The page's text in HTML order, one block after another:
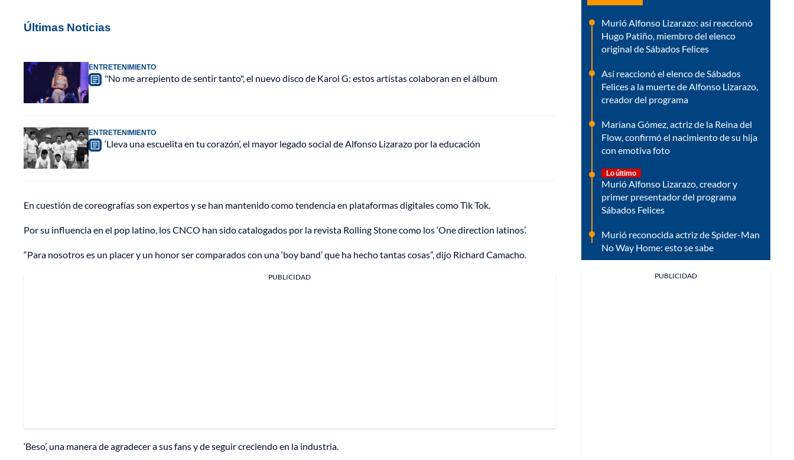
Últimas Noticias
ENTRETENIMIENTO
"No me arrepiento de sentir tanto", el nuevo disco de Karol G: estos artistas colaboran en el álbum
ENTRETENIMIENTO
‘Lleva una escuelita en tu corazón’, el mayor legado social de Alfonso Lizarazo por la educación
En cuestión de coreografías son expertos y se han mantenido como tendencia en plataformas digitales como Tik Tok.
Por su influencia en el pop latino, los CNCO han sido catalogados por la revista Rolling Stone como los ‘One direction latinos’.
“Para nosotros es un placer y un honor ser comparados con una ‘boy band’ que ha hecho tantas cosas”, dijo Richard Camacho.
PUBLICIDAD
‘Beso’, una manera de agradecer a sus fans y de seguir creciendo en la industria.
Murió Alfonso Lizarazo: así reaccionó
Hugo Patiño, miembro del elenco
original de Sábados Felices
Así reaccionó el elenco de Sábados
Felices a la muerte de Alfonso Lizarazo,
creador del programa
Mariana Gómez, actriz de la Reina del
Flow, confirmó el nacimiento de su hija
con emotiva foto
Lo último
Murió Alfonso Lizarazo, creador y
primer presentador del programa
Sábados Felices
Murió reconocida actriz de Spider-Man
No Way Home: esto se sabe
PUBLICIDAD